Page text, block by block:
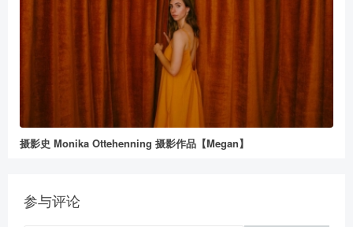
摄影史 Monika Ottehenning 摄影作品【Megan】
参与评论